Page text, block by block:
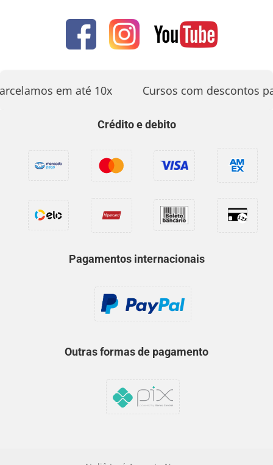
em até 10x Cursos com descontos
Crédito e debito
Pagamentos internacionais
Outras formas de pagamento